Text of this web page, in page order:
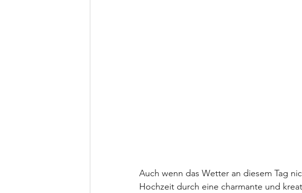
Auch wenn das Wetter an diesem Tag
Hochzeit durch eine charmante und